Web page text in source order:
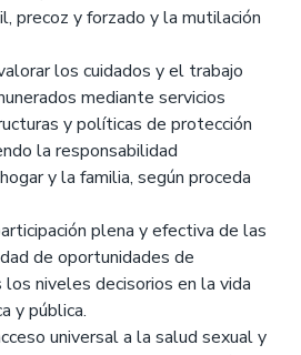
precoz y forzado y la mutilación
los cuidados y el trabajo
mediante servicios
y políticas de protección
la responsabilidad
y la familia, según proceda
plena y efectiva de las
de oportunidades de
niveles decisorios en la vida
y pública.
universal a la salud sexual y